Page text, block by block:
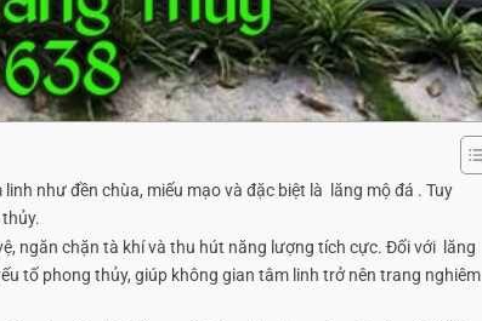
như đền chùa, miếu mạo và đặc biệt là lăng mộ đá . Tuy
ngăn chặn tà khí và thu hút năng lượng tích cực. Đối với lăng
tố phong thủy, giúp không gian tâm linh trở nên trang nghiêm